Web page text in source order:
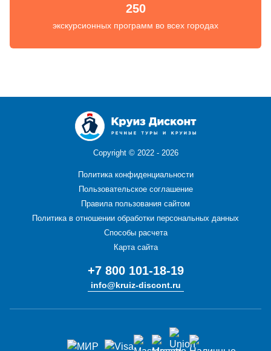
250
экскурсионных программ во всех городах
Copyright © 2022 - 2026
Политика конфиденциальности
Пользовательское соглашение
Правила пользования сайтом
Политика в отношении обработки персональных данных
Способы расчета
Карта сайта
+7 800 101-18-19
info@kruiz-discont.ru